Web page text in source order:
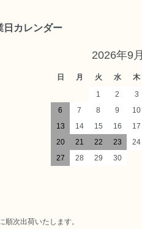
日カレンダー
2026年9月
日 月 火 水 木
1
2 3
6
7 8 9 10
13
14 15 16 17
20
21 22 23 24
27
28 29 30
次出荷いたします。